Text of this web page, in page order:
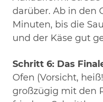
darüber. Ab in den
Minuten, bis die
und der Käse gut
Schritt 6: Das
Ofen (Vorsicht,
großzügig mit den